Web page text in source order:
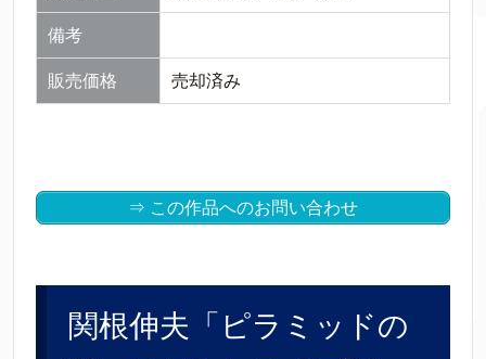
備考
販売価格 売却済み
⇒ この作品へのお問い合わせ
関根伸夫「ピラミッドの